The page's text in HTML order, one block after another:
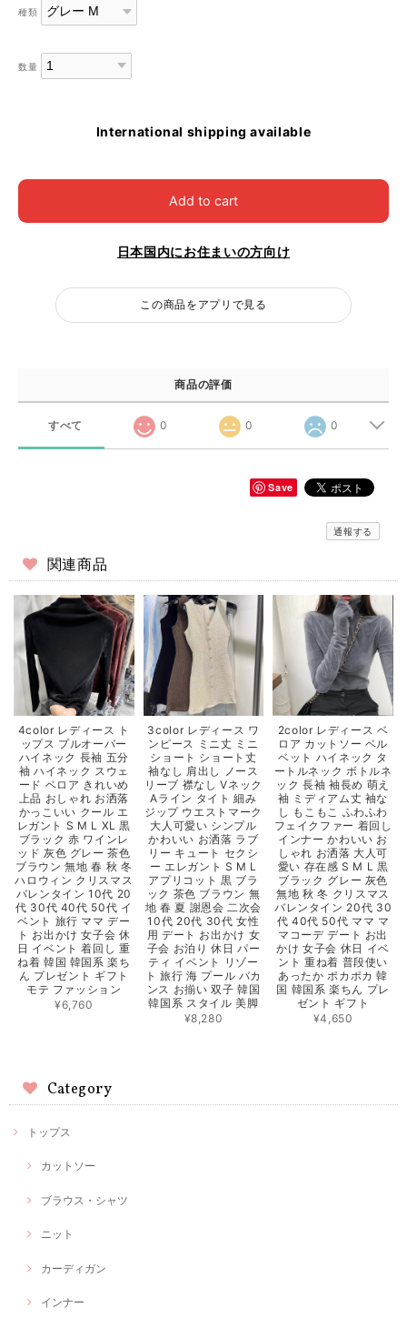
種類
数量
International shipping available
Add to cart
日本国内にお住まいの方向け
この商品をアプリで見る
商品の評価
すべて 0 0 0
Save
通報する
関連商品
4color レディース ト
ップス プルオーバー
ハイネック 長袖 五分
袖 ハイネック スウェ
ード ベロア きれいめ
上品 おしゃれ お洒落
かっこいい クール エ
レガント S M L XL 黒
ブラック 赤 ワインレ
ッド 灰色 グレー 茶色
ブラウン 無地 春 秋 冬
ハロウィン クリスマス
バレンタイン 10代 20
代 30代 40代 50代 イ
ベント 旅行 ママ デー
ト お出かけ 女子会 休
日 イベント 着回し 重
ね着 韓国 韓国系 楽ち
ん プレゼント ギフト
モテ ファッション
¥6,760
3color レディース ワ
ンピース ミニ丈 ミニ
ショート ショート丈
袖なし 肩出し ノース
リーブ 襟なし Vネック
Aライン タイト 細み
ジップ ウエストマーク
大人可愛い シンプル
かわいい お洒落 ラブ
リー キュート セクシ
ー エレガント S M L
アプリコット 黒 ブラ
ック 茶色 ブラウン 無
地 春 夏 謝恩会 二次会
10代 20代 30代 女性
用 デート お出かけ 女
子会 お泊り 休日 パー
ティ イベント リゾー
ト 旅行 海 プール バカ
ンス お揃い 双子 韓国
韓国系 スタイル 美脚
¥8,280
2color レディース ベ
ロア カットソー ベル
ベット ハイネック タ
ートルネック ボトルネ
ック 長袖 袖長め 萌え
袖 ミディアム丈 袖な
し もこもこ ふわふわ
フェイクファー 着回し
インナー かわいい お
しゃれ お洒落 大人可
愛い 存在感 S M L 黒
ブラック グレー 灰色
無地 秋 冬 クリスマス
バレンタイン 20代 30
代 40代 50代 ママ マ
マコーデ デート お出
かけ 女子会 休日 イベ
ント 重ね着 普段使い
あったか ポカポカ 韓
国 韓国系 楽ちん プレ
ゼント ギフト
¥4,650
Category
トップス
カットソー
ブラウス・シャツ
ニット
カーディガン
インナー